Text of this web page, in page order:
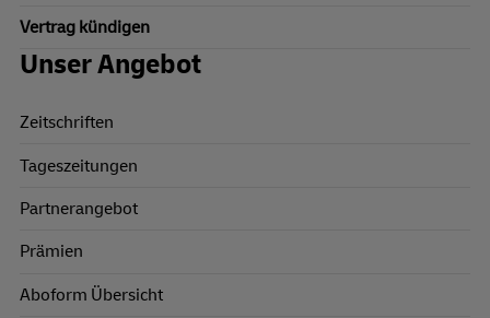
Vertrag kündigen
Unser Angebot
Zeitschriften
Tageszeitungen
Partnerangebot
Prämien
Aboform Übersicht